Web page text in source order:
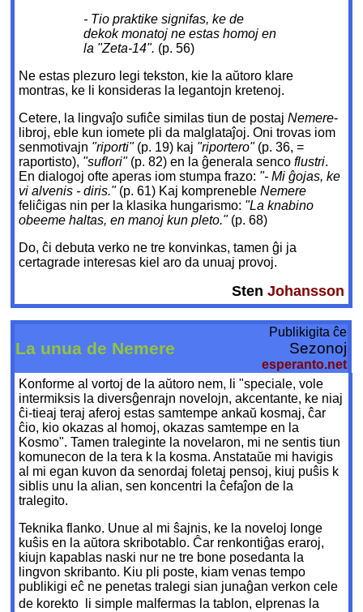
- Tio praktike signifas, ke de
dekok monatoj ne estas homoj en
la "Zeta-14". (p. 56)
Ne estas plezuro legi tekston, kie la aŭtoro klare
montras, ke li konsideras la legantojn kretenoj.
Cetere, la lingvaĵo sufiĉe similas tiun de postajNemere-
libroj, eble kun iomete pli da malglataĵoj. Oni trovas iom
senmotivajn "riporti" (p. 19) kaj "riportero" (p. 36, =
raportisto), "suflori" (p. 82) en la ĝenerala sencoflustri.
En dialogoj ofte aperas iom stumpa frazo: "- Mi ĝojas, ke
vi alvenis - diris." (p. 61) Kaj komprenebleNemere
feliĉigas nin per la klasika hungarismo: "La knabino
obeeme haltas, en manoj kun pleto." (p. 68)
Do, ĉi debuta verko ne tre konvinkas, tamen ĝi ja
certagrade interesas kiel aro da unuaj provoj.
Sten Johansson
La unua de Nemere
Publikigita ĉe
Sezonoj
esperanto.net
Konforme al vortoj de la aŭtoro nem, li "speciale, vole
intermiksis la diversĝenrajn novelojn, akcentante, ke niaj
ĉi-tieaj teraj aferoj estas samtempe ankaŭ kosmaj, ĉar
ĉio, kio okazas al homoj, okazas samtempe en la
Kosmo". Tamen traleginte la novelaron, mi ne sentis tiun
komunecon de la tera k la kosma. Anstataŭe mi havigis
al mi egan kuvon da senordaj foletaj pensoj, kiuj puŝis k
siblis unu la alian, sen koncentri la ĉefaĵon de la
tralegito.
Teknika flanko. Unue al mi ŝajnis, ke la noveloj longe
kuŝis en la aŭtora skribotablo. Ĉar renkontiĝas eraroj,
kiujn kapablas naski nur ne tre bone posedanta la
lingvon skribanto. Kiu pli poste, kiam venas tempo
publikigi eĉ ne penetas tralegi sian junaĝan verkon cele
de korekto  li simple malfermas la tablon, elprenas la